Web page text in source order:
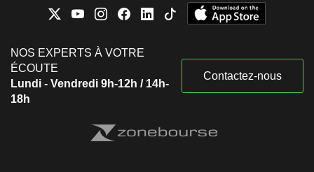
NOS EXPERTS À VOTRE
ÉCOUTE
Lundi - Vendredi 9h-12h / 14h-
18h
Contactez-nous